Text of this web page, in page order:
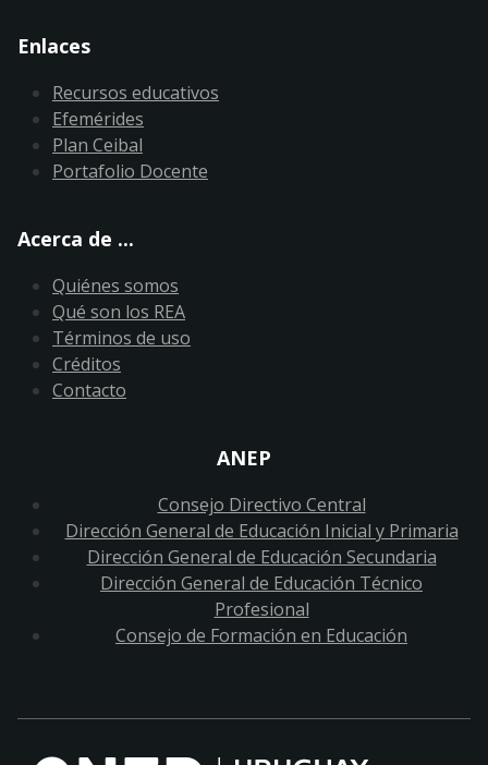
Enlaces
Recursos educativos
Efemérides
Plan Ceibal
Portafolio Docente
Acerca de ...
Quiénes somos
Qué son los REA
Términos de uso
Créditos
Contacto
ANEP
Consejo Directivo Central
Dirección General de Educación Inicial y Primaria
Dirección General de Educación Secundaria
Dirección General de Educación Técnico
Profesional
Consejo de Formación en Educación